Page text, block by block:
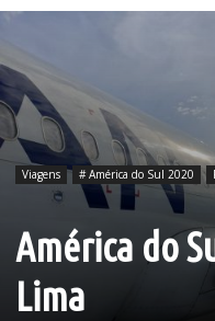
Viagens # América do Sul 2020
América do
Lima